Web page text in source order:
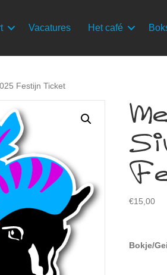
Vacatures Het café
Festijn Ticket
€15,00
Bokje/